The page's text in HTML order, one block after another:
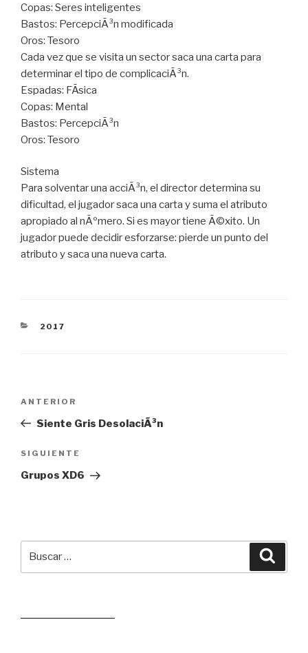
Copas: Seres inteligentes
Bastos: PercepciÃ³n modificada
Oros: Tesoro
Cada vez que se visita un sector saca una carta para
determinar el tipo de complicaciÃ³n.
Espadas: FÃ­sica
Copas: Mental
Bastos: PercepciÃ³n
Oros: Tesoro
Sistema
Para solventar una acciÃ³n, el director determina su
dificultad, el jugador saca una carta y suma el atributo
apropiado al nÃºmero. Si es mayor tiene Ã©xito. Un
jugador puede decidir esforzarse: pierde un punto del
atributo y saca una nueva carta.
CATEGORÍAS
2017
entradas
Entrada
anterior:
ANTERIOR
Siente Gris DesolaciÃ³n
Siguiente
entrada
SIGUIENTE
Grupos XD6